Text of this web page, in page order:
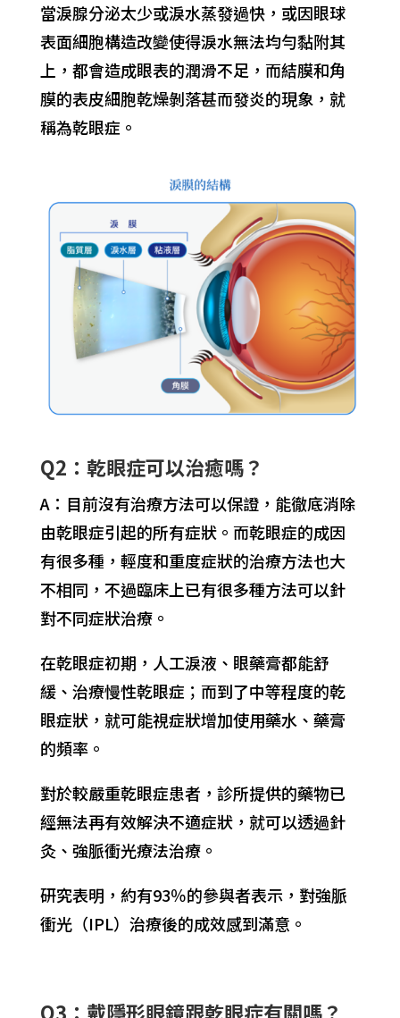
當淚腺分泌太少或淚水蒸發過快，或因眼球
表面細胞構造改變使得淚水無法均勻黏附其
上，都會造成眼表的潤滑不足，而結膜和角
膜的表皮細胞乾燥剝落甚而發炎的現象，就
稱為乾眼症。
Q2：乾眼症可以治癒嗎？
A：目前沒有治療方法可以保證，能徹底消除
由乾眼症引起的所有症狀。而乾眼症的成因
有很多種，輕度和重度症狀的治療方法也大
不相同，不過臨床上已有很多種方法可以針
對不同症狀治療。
在乾眼症初期，人工淚液、眼藥膏都能舒
緩、治療慢性乾眼症；而到了中等程度的乾
眼症狀，就可能視症狀增加使用藥水、藥膏
的頻率。
對於較嚴重乾眼症患者，診所提供的藥物已
經無法再有效解決不適症狀，就可以透過針
灸、強脈衝光療法治療。
研究表明，約有93％的參與者表示，對強脈
衝光（IPL）治療後的成效感到滿意。
Q3：戴隱形眼鏡跟乾眼症有關嗎？